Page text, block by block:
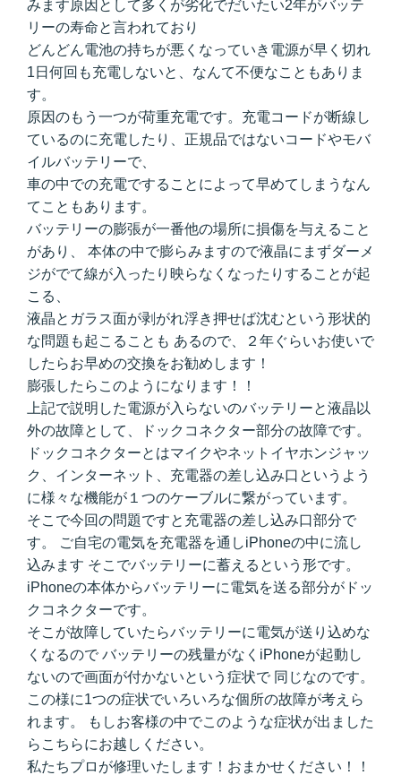
みます原因として多くが劣化でだいたい2年がバッテ
リーの寿命と言われており
どんどん電池の持ちが悪くなっていき電源が早く切れ
1日何回も充電しないと、なんて不便なこともありま
す。
原因のもう一つが荷重充電です。充電コードが断線し
ているのに充電したり、正規品ではないコードやモバ
イルバッテリーで、
車の中での充電ですることによって早めてしまうなん
てこともあります。
バッテリーの膨張が一番他の場所に損傷を与えること
があり、 本体の中で膨らみますので液晶にまずダーメ
ジがでて線が入ったり映らなくなったりすることが起
こる、
液晶とガラス面が剥がれ浮き押せば沈むという形状的
な問題も起こることも あるので、２年ぐらいお使いで
したらお早めの交換をお勧めします！
膨張したらこのようになります！！
上記で説明した電源が入らないのバッテリーと液晶以
外の故障として、ドックコネクター部分の故障です。
ドックコネクターとはマイクやネットイヤホンジャッ
ク、インターネット、充電器の差し込み口というよう
に様々な機能が１つのケーブルに繋がっています。
そこで今回の問題ですと充電器の差し込み口部分で
す。 ご自宅の電気を充電器を通しiPhoneの中に流し
込みます そこでバッテリーに蓄えるという形です。
iPhoneの本体からバッテリーに電気を送る部分がドッ
クコネクターです。
そこが故障していたらバッテリーに電気が送り込めな
くなるので バッテリーの残量がなくiPhoneが起動し
ないので画面が付かないという症状で 同じなのです。
この様に1つの症状でいろいろな個所の故障が考えら
れます。 もしお客様の中でこのような症状が出ました
らこちらにお越しください。
私たちプロが修理いたします！おまかせください！！